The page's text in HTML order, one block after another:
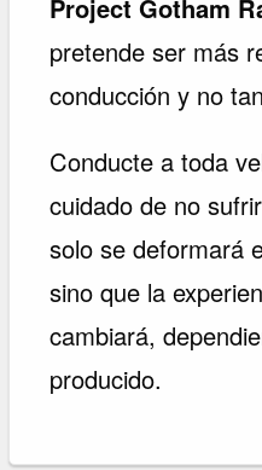
Project Gotham
pretende ser más
conducción y no
Conducte a toda
cuidado de no
solo se deformará
sino que la
cambiará,
producido.